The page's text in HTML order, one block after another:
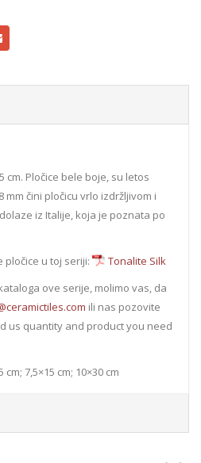
cm. Pločice bele boje, su letos
čini pločicu vrlo izdržljivom i
iz Italije, koja je poznata po
pločice u toj seriji:
Tonalite Silk
ove serije, molimo vas, da
ili nas pozovite
us quantity and product you need
7,5×15 cm; 10×30 cm